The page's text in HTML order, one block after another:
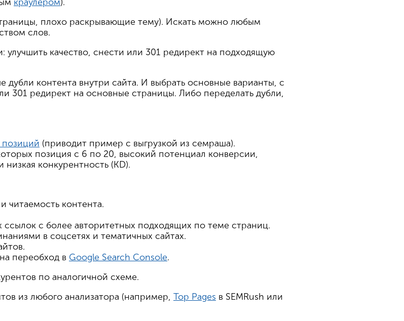
краулером).
плохо раскрывающие тему). Искать можно любым
слов.
улучшить качество, снести или 301 редирект на подходящую
дубли контента внутри сайта. И выбрать основные варианты, с
301 редирект на основные страницы. Либо переделать дубли,
позиций (приводит пример с выгрузкой из семраша).
позиция с 6 по 20, высокий потенциал конверсии,
низкая конкурентность (KD).
читаемость контента.
ссылок с более авторитетных подходящих по теме страниц.
в соцсетях и тематичных сайтах.
переобход в Google Search Console.
по аналогичной схеме.
из любого анализатора (например, Top Pages в SEMRush или